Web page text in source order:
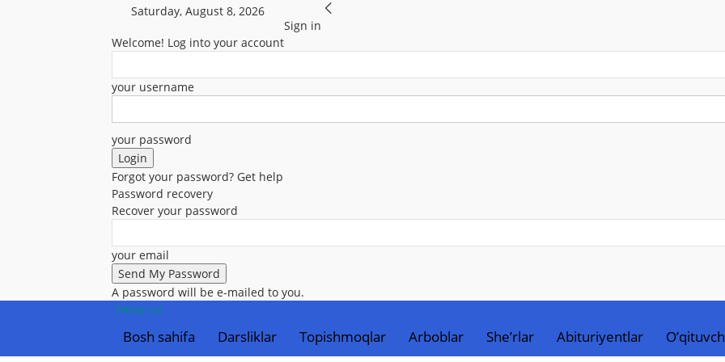
Saturday, August 8, 2026
Sign in
Welcome! Log into your account
your username
your password
Forgot your password? Get help
Password recovery
Recover your password
your email
A password will be e-mailed to you.
Ilmlar.uz
Bosh sahifa Darsliklar Topishmoqlar Arboblar She’rlar Abituriyentlar